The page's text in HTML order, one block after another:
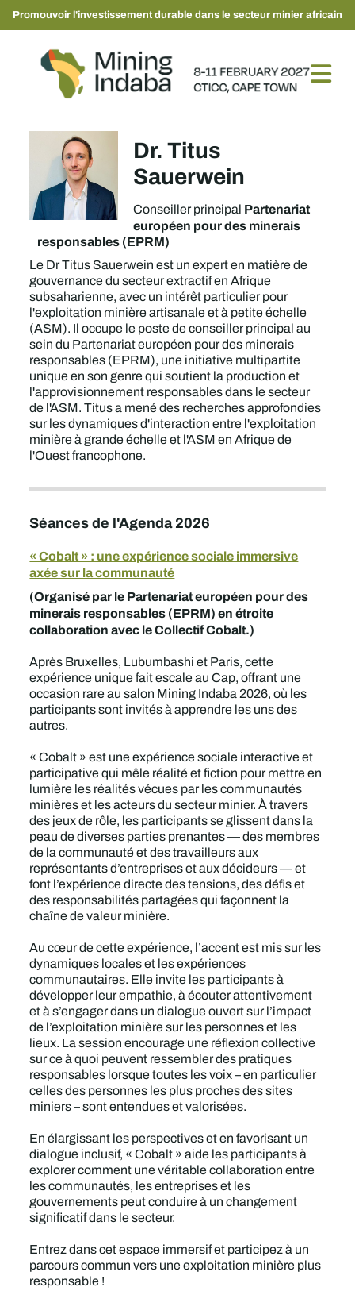
Promouvoir l'investissement durable dans le secteur minier africain
Dr. Titus
Sauerwein
Conseiller principal Partenariat
européen pour des minerais
responsables (EPRM)
Le Dr Titus Sauerwein est un expert en matière de
gouvernance du secteur extractif en Afrique
subsaharienne, avec un intérêt particulier pour
l'exploitation minière artisanale et à petite échelle
(ASM). Il occupe le poste de conseiller principal au
sein du Partenariat européen pour des minerais
responsables (EPRM), une initiative multipartite
unique en son genre qui soutient la production et
l'approvisionnement responsables dans le secteur
de l'ASM. Titus a mené des recherches approfondies
sur les dynamiques d'interaction entre l'exploitation
minière à grande échelle et l'ASM en Afrique de
l'Ouest francophone.
Séances de l'Agenda 2026
« Cobalt » : une expérience sociale immersive
axée sur la communauté
(Organisé par le Partenariat européen pour des
minerais responsables (EPRM) en étroite
collaboration avec le Collectif Cobalt.)
Après Bruxelles, Lubumbashi et Paris, cette
expérience unique fait escale au Cap, offrant une
occasion rare au salon Mining Indaba 2026, où les
participants sont invités à apprendre les uns des
autres.
« Cobalt » est une expérience sociale interactive et
participative qui mêle réalité et fiction pour mettre en
lumière les réalités vécues par les communautés
minières et les acteurs du secteur minier. À travers
des jeux de rôle, les participants se glissent dans la
peau de diverses parties prenantes — des membres
de la communauté et des travailleurs aux
représentants d’entreprises et aux décideurs — et
font l’expérience directe des tensions, des défis et
des responsabilités partagées qui façonnent la
chaîne de valeur minière.
Au cœur de cette expérience, l’accent est mis sur les
dynamiques locales et les expériences
communautaires. Elle invite les participants à
développer leur empathie, à écouter attentivement
et à s’engager dans un dialogue ouvert sur l’impact
de l’exploitation minière sur les personnes et les
lieux. La session encourage une réflexion collective
sur ce à quoi peuvent ressembler des pratiques
responsables lorsque toutes les voix – en particulier
celles des personnes les plus proches des sites
miniers – sont entendues et valorisées.
En élargissant les perspectives et en favorisant un
dialogue inclusif, « Cobalt » aide les participants à
explorer comment une véritable collaboration entre
les communautés, les entreprises et les
gouvernements peut conduire à un changement
significatif dans le secteur.
Entrez dans cet espace immersif et participez à un
parcours commun vers une exploitation minière plus
responsable !